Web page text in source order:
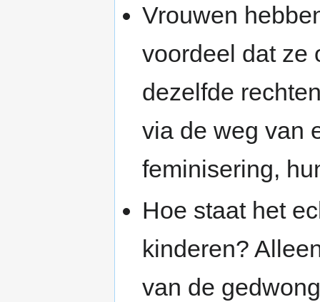
Vrouwen
voordeel dat ze
dezelfde
via de weg van
feminisering,
Hoe staat het
kinderen?
van de